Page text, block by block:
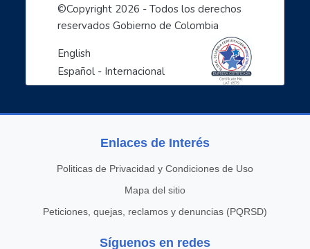
- Entornos Digitales humanos
- Líderes digitales transformadores
- Descubre como cuidarte en el mundo digital: empo...
- Ciberperiodismo comunitario a tu alcance: empode...
- Las TIC aliadas esenciales para la empleabilidad...
- Design Thinking y TIC para mujeres
- Campo conectado: Desarrollo socioeconómico a tra...
- Misión 1 - Huella Digital: ser buena onda en Int...
- Estrategias de acompañamiento de niños, niñas y ...
©Copyright 2026 - Todos los derechos
reservados Gobierno de Colombia
English
Español - Internacional
Enlaces de Interés
Politicas de Privacidad y Condiciones de Uso
Mapa del sitio
Peticiones, quejas, reclamos y denuncias (PQRSD)
Síguenos en redes